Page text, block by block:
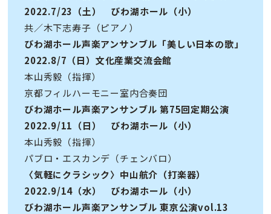
2022.7/23（土） びわ湖ホール（小）
共／木下志寿子（ピアノ）
びわ湖ホール声楽アンサンブル「美しい日本の歌」
2022.8/7（日）文化産業交流会館
本山秀毅（指揮）
京都フィルハーモニー室内合奏団
びわ湖ホール声楽アンサンブル 第75回定期公演
2022.9/11（日） びわ湖ホール（小）
本山秀毅（指揮）
パブロ・エスカンデ（チェンバロ）
〈気軽にクラシック〉中山航介（打楽器）
2022.9/14（水） びわ湖ホール（小）
びわ湖ホール声楽アンサンブル 東京公演vol.13